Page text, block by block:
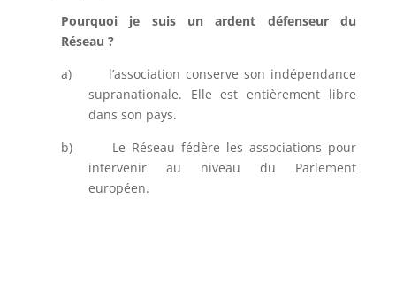
Pourquoi je suis un ardent défenseur du
Réseau ?
a)
l’association conserve son indépendance
supranationale. Elle est entièrement libre
dans son pays.
b)
Le Réseau fédère les associations pour
intervenir au niveau du Parlement
européen.